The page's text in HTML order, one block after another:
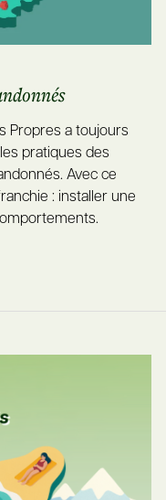
Propres a toujours
pratiques des
Avec ce
: installer une